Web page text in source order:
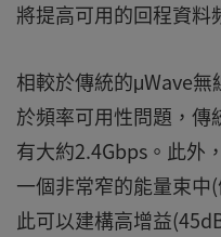
將提高可用的回程資料
相較於傳統的μWave
於頻率可用性問題，傳
有大約2.4Gbps。此外
一個非常窄的能量束
此可以建構高增益